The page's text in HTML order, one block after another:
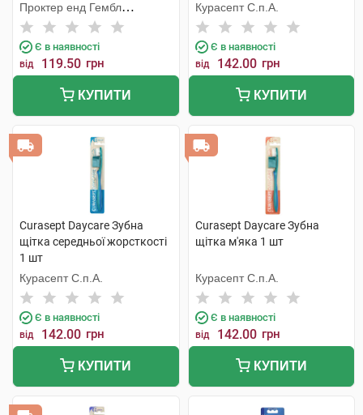
Проктер енд Гембл
Меньюфекчурінг
Є в наявності
від 119.50 грн
КУПИТИ
Курасепт С.п.А.
Є в наявності
від 142.00 грн
КУПИТИ
Curasept Daycare Зубна
щітка середньої жорсткості
1 шт
Курасепт С.п.А.
Є в наявності
від 142.00 грн
КУПИТИ
Curasept Daycare Зубна
щітка м'яка 1 шт
Курасепт С.п.А.
Є в наявності
від 142.00 грн
КУПИТИ